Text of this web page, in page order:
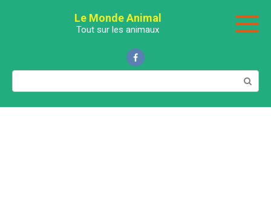
Le Monde Animal
Tout sur les animaux
Поиск: